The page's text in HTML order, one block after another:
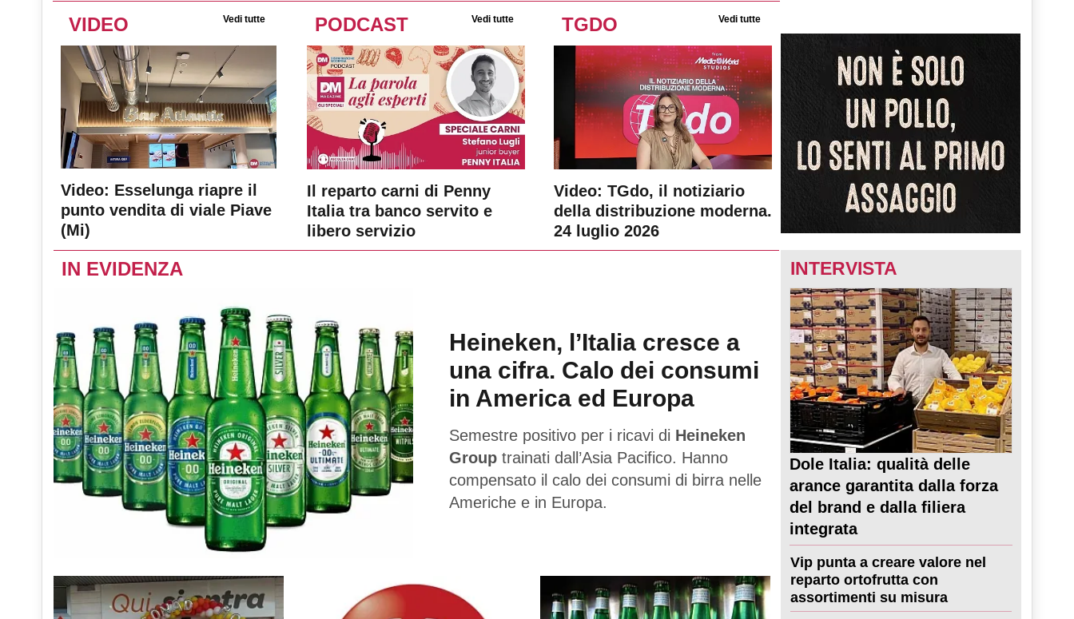
VIDEO Vedi tutte
Video: Esselunga riapre il
punto vendita di viale Piave
(Mi)
PODCAST Vedi tutte
Il reparto carni di Penny
Italia tra banco servito e
libero servizio
TGDO Vedi tutte
Video: TGdo, il notiziario
della distribuzione moderna.
24 luglio 2026
IN EVIDENZA
Heineken, l’Italia cresce a
una cifra. Calo dei consumi
in America ed Europa
Semestre positivo per i ricavi di Heineken
Group trainati dall’Asia Pacifico. Hanno
compensato il calo dei consumi di birra nelle
Americhe e in Europa.
INTERVISTA
Dole Italia: qualità delle
arance garantita dalla forza
del brand e dalla filiera
integrata
Vip punta a creare valore nel
reparto ortofrutta con
assortimenti su misura